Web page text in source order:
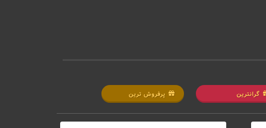
گرانترین پرفروش ترین